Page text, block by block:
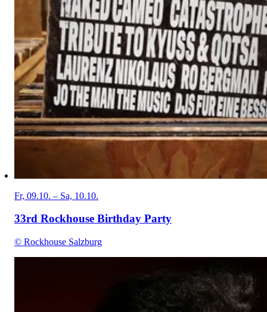
Fr, 09.10. – Sa, 10.10.
33rd Rockhouse Birthday Party
© Rockhouse Salzburg